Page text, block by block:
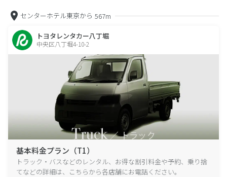
センターホテル東京から 567m
トヨタレンタカー八丁堀
中央区八丁堀4-10-2
基本料金プラン（T1）
トラック・バスなどのレンタル、お得な割引料金や予約、乗り捨
てなどの詳細は、こちらから各店舗にお電話ください。